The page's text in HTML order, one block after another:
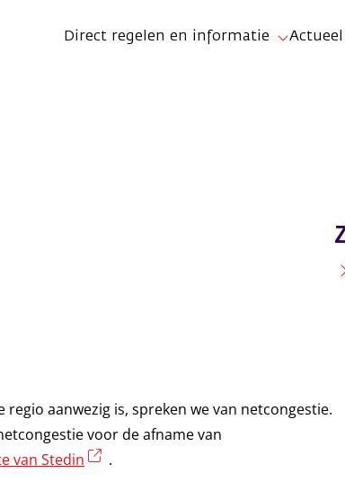
Direct regelen en informatie Actueel
aanwezig is, spreken we van netcongestie.
voor de afname van
van Stedin (externe link)
.